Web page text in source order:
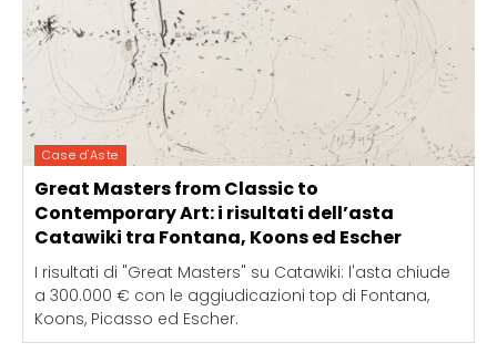
Case d'Aste
Great Masters from Classic to
Contemporary Art: i risultati dell’asta
Catawiki tra Fontana, Koons ed Escher
I risultati di "Great Masters" su Catawiki: l'asta chiude
a 300.000 € con le aggiudicazioni top di Fontana,
Koons, Picasso ed Escher.